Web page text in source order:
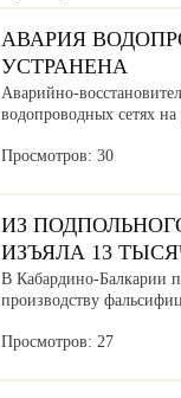
АВАРИЯ
УСТРАНЕНА
Аварийно-
водопроводных сетях
Просмотров: 30
ИЗ
ИЗЪЯЛА 13
В Кабардино-Балкарии
производству
Просмотров: 27